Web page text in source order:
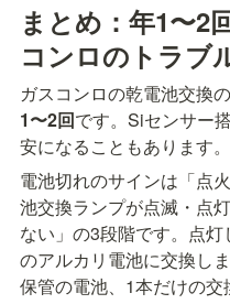
まとめ：年1〜2
コンロのトラブ
ガスコンロの乾電池交換
1〜2回です。Siセンサー
安になることもあります。
電池切れのサインは「点
池交換ランプが点滅・点
ない」の3段階です。点
のアルカリ電池に交換し
保管の電池、1本だけの交